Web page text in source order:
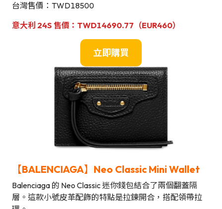
台灣售價：TWD18500
意大利 24S 售價： TWD14690.77（EUR460）
立即購買
【BALENCIAGA】Neo Classic Mini Wallet
Balenciaga 的 Neo Classic 迷你錢包結合了兩個翻蓋隔
層。這款小號皮革配飾的特點是拉鍊開合，搭配領帶拉